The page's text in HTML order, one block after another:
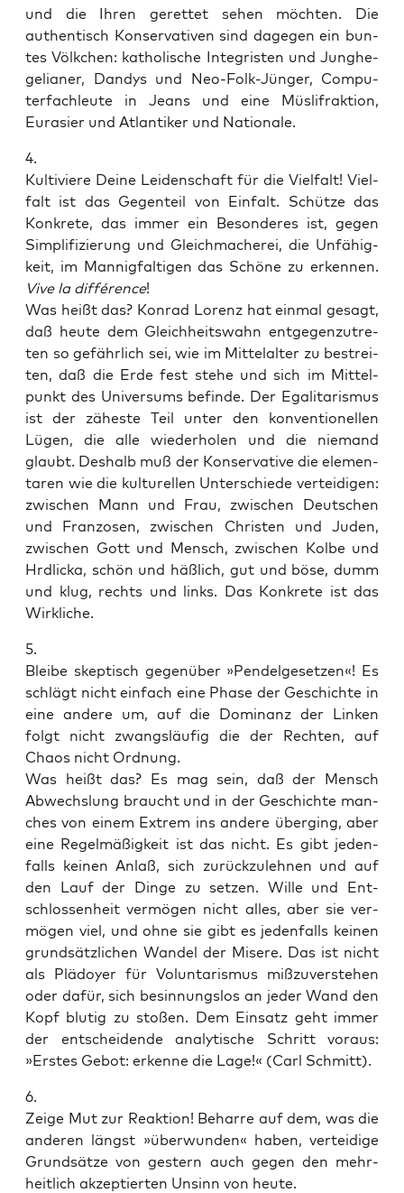
und die Ihren geret­tet sehen möch­ten. Die
authen­tisch Kon­ser­va­ti­ven sind dage­gen ein bun­
tes Völk­chen: katho­li­sche Inte­gris­ten und Jung­he­
ge­lia­ner, Dan­dys und Neo-Folk-Jün­ger, Com­pu­
ter­fach­leu­te in Jeans und eine Müs­li­frak­ti­on,
Eura­si­er und Atlan­ti­ker und Nationale.
4.
Kul­ti­vie­re Dei­ne Lei­den­schaft für die Viel­falt! Viel­
falt ist das Gegen­teil von Ein­falt. Schüt­ze das
Kon­kre­te, das immer ein Beson­de­res ist, gegen
Sim­pli­fi­zie­rung und Gleich­ma­che­rei, die Unfä­hig­
keit, im Man­nig­fal­ti­gen das Schö­ne zu erken­nen.
Vive la dif­fé­rence!
Was heißt das? Kon­rad Lorenz hat ein­mal gesagt,
daß heu­te dem Gleich­heits­wahn ent­ge­gen­zu­tre­
ten so gefähr­lich sei, wie im Mit­tel­al­ter zu bestrei­
ten, daß die Erde fest ste­he und sich im Mit­tel­
punkt des Uni­ver­sums befin­de. Der Ega­li­ta­ris­mus
ist der zähes­te Teil unter den kon­ven­tio­nel­len
Lügen, die alle wie­der­ho­len und die nie­mand
glaubt. Des­halb muß der Kon­ser­va­ti­ve die ele­men­
ta­ren wie die kul­tu­rel­len Unter­schie­de ver­tei­di­gen:
zwi­schen Mann und Frau, zwi­schen Deut­schen
und Fran­zo­sen, zwi­schen Chris­ten und Juden,
zwi­schen Gott und Mensch, zwi­schen Kol­be und
Hrdli­cka, schön und häß­lich, gut und böse, dumm
und klug, rechts und links. Das Kon­kre­te ist das
Wirkliche.
5.
Blei­be skep­tisch gegen­über »Pen­del­ge­set­zen«! Es
schlägt nicht ein­fach eine Pha­se der Geschich­te in
eine ande­re um, auf die Domi­nanz der Lin­ken
folgt nicht zwangs­läu­fig die der Rech­ten, auf
Cha­os nicht Ordnung.
Was heißt das? Es mag sein, daß der Mensch
Abwechs­lung braucht und in der Geschich­te man­
ches von einem Extrem ins ande­re über­ging, aber
eine Regel­mä­ßig­keit ist das nicht. Es gibt jeden­
falls kei­nen Anlaß, sich zurück­zu­leh­nen und auf
den Lauf der Din­ge zu set­zen. Wil­le und Ent­
schlos­sen­heit ver­mö­gen nicht alles, aber sie ver­
mö­gen viel, und ohne sie gibt es jeden­falls kei­nen
grund­sätz­li­chen Wan­del der Mise­re. Das ist nicht
als Plä­doy­er für Vol­un­t­a­ris­mus miß­zu­ver­ste­hen
oder dafür, sich besin­nungs­los an jeder Wand den
Kopf blu­tig zu sto­ßen. Dem Ein­satz geht immer
der ent­schei­den­de ana­ly­ti­sche Schritt vor­aus:
»Ers­tes Gebot: erken­ne die Lage!« (Carl Schmitt).
6.
Zei­ge Mut zur Reak­ti­on! Behar­re auf dem, was die
ande­ren längst »über­wun­den« haben, ver­tei­di­ge
Grund­sät­ze von ges­tern auch gegen den mehr­
heit­lich akzep­tier­ten Unsinn von heute.